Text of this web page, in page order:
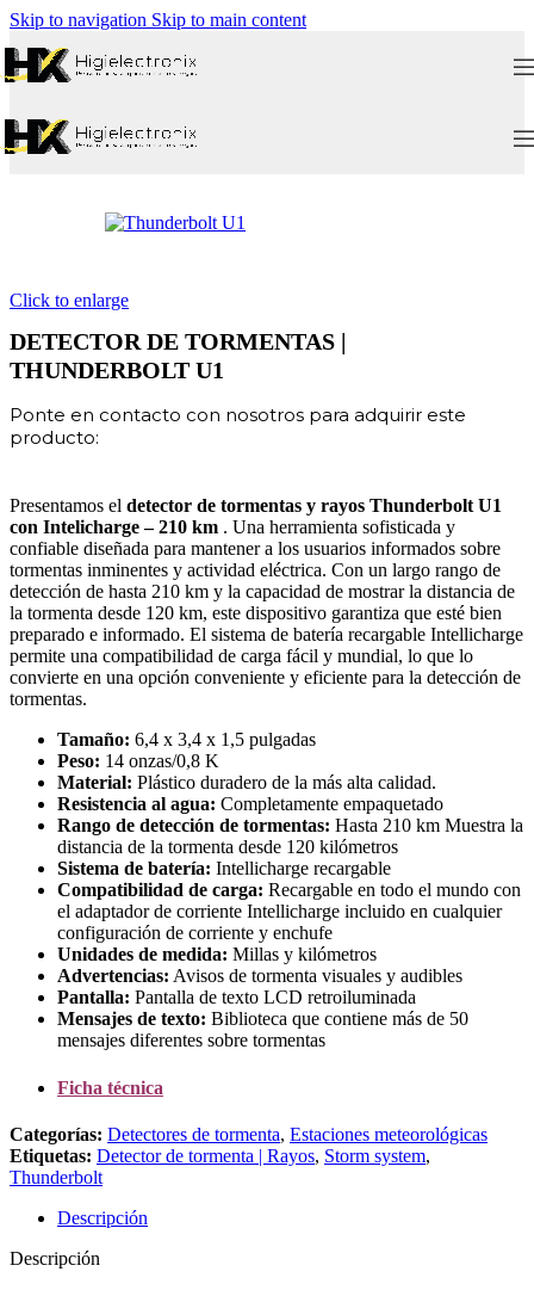
Skip to navigation Skip to main content
Click to enlarge
DETECTOR DE TORMENTAS |
THUNDERBOLT U1
Ponte en contacto con nosotros para adquirir este
producto:
Presentamos el detector de tormentas y rayos Thunderbolt U1
con Intelicharge – 210 km . Una herramienta sofisticada y
confiable diseñada para mantener a los usuarios informados sobre
tormentas inminentes y actividad eléctrica. Con un largo rango de
detección de hasta 210 km y la capacidad de mostrar la distancia de
la tormenta desde 120 km, este dispositivo garantiza que esté bien
preparado e informado. El sistema de batería recargable Intellicharge
permite una compatibilidad de carga fácil y mundial, lo que lo
convierte en una opción conveniente y eficiente para la detección de
tormentas.
Tamaño: 6,4 x 3,4 x 1,5 pulgadas
Peso: 14 onzas/0,8 K
Material: Plástico duradero de la más alta calidad.
Resistencia al agua: Completamente empaquetado
Rango de detección de tormentas: Hasta 210 km Muestra la
distancia de la tormenta desde 120 kilómetros
Sistema de batería: Intellicharge recargable
Compatibilidad de carga: Recargable en todo el mundo con
el adaptador de corriente Intellicharge incluido en cualquier
configuración de corriente y enchufe
Unidades de medida: Millas y kilómetros
Advertencias: Avisos de tormenta visuales y audibles
Pantalla: Pantalla de texto LCD retroiluminada
Mensajes de texto: Biblioteca que contiene más de 50
mensajes diferentes sobre tormentas
Ficha técnica
Categorías: Detectores de tormenta, Estaciones meteorológicas
Etiquetas: Detector de tormenta | Rayos, Storm system,
Thunderbolt
Descripción
Descripción